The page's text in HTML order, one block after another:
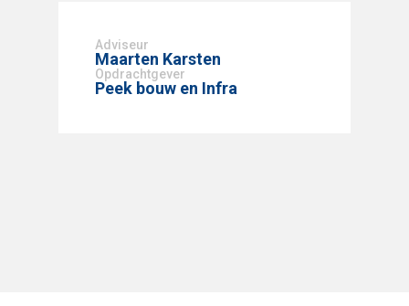
Adviseur
Maarten Karsten
Opdrachtgever
Peek bouw en Infra